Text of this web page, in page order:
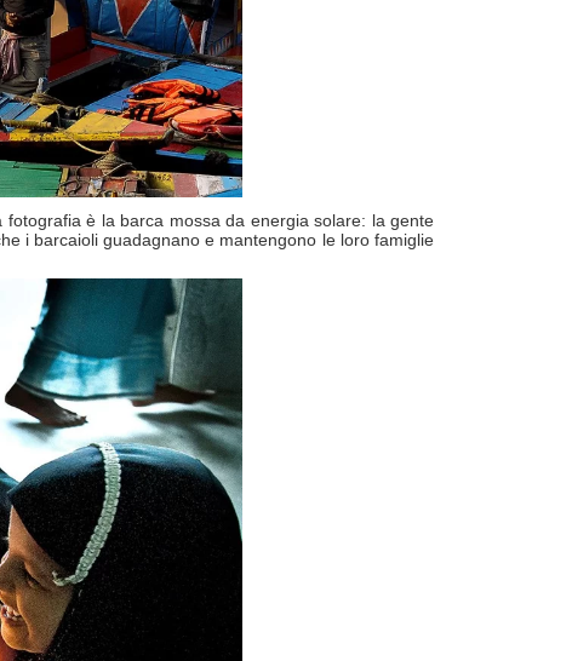
è la barca mossa da energia solare: la gente
i barcaioli guadagnano e mantengono le loro famiglie